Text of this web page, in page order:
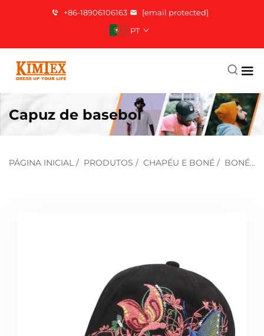
+86-18906106163
[email protected]
PT
Capuz de basebol
PÁGINA INICIAL / PRODUTOS / CHAPÉU E BONÉ / BONÉ DE BEISEBOL